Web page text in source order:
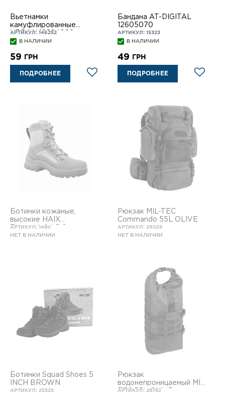
Вьетнамки
камуфлированные
URBAN 12894022
АРТИКУЛ: 146252
В НАЛИЧИИ
59 ГРН
ПОДРОБНЕЕ
Бандана AT-DIGITAL
12605070
АРТИКУЛ: 15323
В НАЛИЧИИ
49 ГРН
ПОДРОБНЕЕ
Ботинки кожаные,
высокие HAIX
Topenstiefel P 9
АРТИКУЛ: 1480
НЕТ В НАЛИЧИИ
Рюкзак MIL-TEC
Commando 55L OLIVE
АРТИКУЛ: 29029
НЕТ В НАЛИЧИИ
Ботинки Squad Shoes 5
INCH BROWN
АРТИКУЛ: 25525
Рюкзак
водонепроницаемый MIL-
TEC 35L OLIVE
АРТИКУЛ: 28782